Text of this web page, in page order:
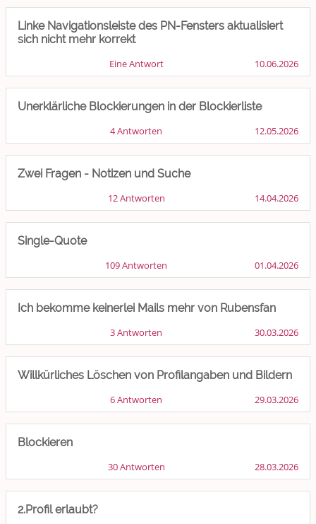
Linke Navigationsleiste des PN-Fensters aktualisiert
sich nicht mehr korrekt
Eine Antwort 10.06.2026
Unerklärliche Blockierungen in der Blockierliste
4 Antworten 12.05.2026
Zwei Fragen - Notizen und Suche
12 Antworten 14.04.2026
Single-Quote
109 Antworten 01.04.2026
Ich bekomme keinerlei Mails mehr von Rubensfan
3 Antworten 30.03.2026
Willkürliches Löschen von Profilangaben und Bildern
6 Antworten 29.03.2026
Blockieren
30 Antworten 28.03.2026
2.Profil erlaubt?